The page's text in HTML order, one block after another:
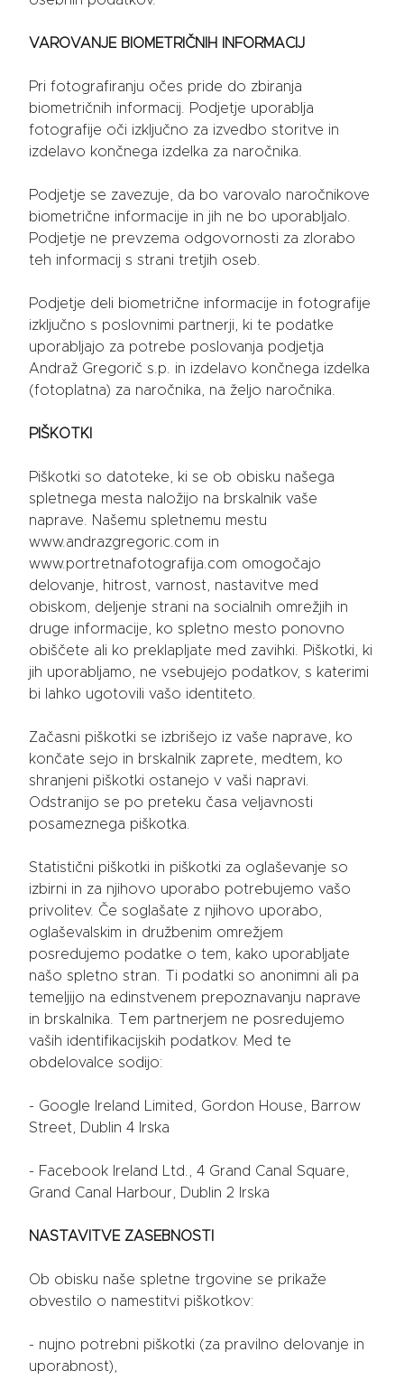
VAROVANJE BIOMETRIČNIH INFORMACIJ
Pri fotografiranju očes pride do zbiranja
biometričnih informacij. Podjetje uporablja
fotografije oči izključno za izvedbo storitve in
izdelavo končnega izdelka za naročnika.
Podjetje se zavezuje, da bo varovalo naročnikove
biometrične informacije in jih ne bo uporabljalo.
Podjetje ne prevzema odgovornosti za zlorabo
teh informacij s strani tretjih oseb.
Podjetje deli biometrične informacije in fotografije
izključno s poslovnimi partnerji, ki te podatke
uporabljajo za potrebe poslovanja podjetja
Andraž Gregorič s.p. in izdelavo končnega izdelka
(fotoplatna) za naročnika, na željo naročnika.
PIŠKOTKI
Piškotki so datoteke, ki se ob obisku našega
spletnega mesta naložijo na brskalnik vaše
naprave. Našemu spletnemu mestu
www.andrazgregoric.com in
www.portretnafotografija.com omogočajo
delovanje, hitrost, varnost, nastavitve med
obiskom, deljenje strani na socialnih omrežjih in
druge informacije, ko spletno mesto ponovno
obiščete ali ko preklapljate med zavihki. Piškotki, ki
jih uporabljamo, ne vsebujejo podatkov, s katerimi
bi lahko ugotovili vašo identiteto.
Začasni piškotki se izbrišejo iz vaše naprave, ko
končate sejo in brskalnik zaprete, medtem, ko
shranjeni piškotki ostanejo v vaši napravi.
Odstranijo se po preteku časa veljavnosti
posameznega piškotka.
Statistični piškotki in piškotki za oglaševanje so
izbirni in za njihovo uporabo potrebujemo vašo
privolitev. Če soglašate z njihovo uporabo,
oglaševalskim in družbenim omrežjem
posredujemo podatke o tem, kako uporabljate
našo spletno stran. Ti podatki so anonimni ali pa
temeljijo na edinstvenem prepoznavanju naprave
in brskalnika. Tem partnerjem ne posredujemo
vaših identifikacijskih podatkov. Med te
obdelovalce sodijo:
- Google Ireland Limited, Gordon House, Barrow
Street, Dublin 4 Irska
- Facebook Ireland Ltd., 4 Grand Canal Square,
Grand Canal Harbour, Dublin 2 Irska
NASTAVITVE ZASEBNOSTI
Ob obisku naše spletne trgovine se prikaže
obvestilo o namestitvi piškotkov:
- nujno potrebni piškotki (za pravilno delovanje in
uporabnost),